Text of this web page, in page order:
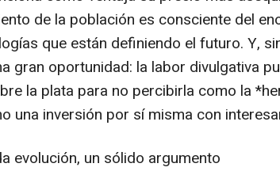
de la población es consciente del
que están definiendo el futuro. Y,
gran oportunidad: la labor divulgativa
la plata para no percibirla como la
una inversión por sí misma con
evolución, un sólido argumento